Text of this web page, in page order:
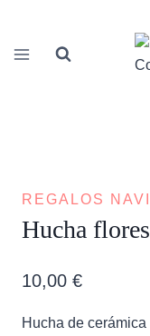
contenido
REGALOS
Hucha
10,00 €
Hucha de